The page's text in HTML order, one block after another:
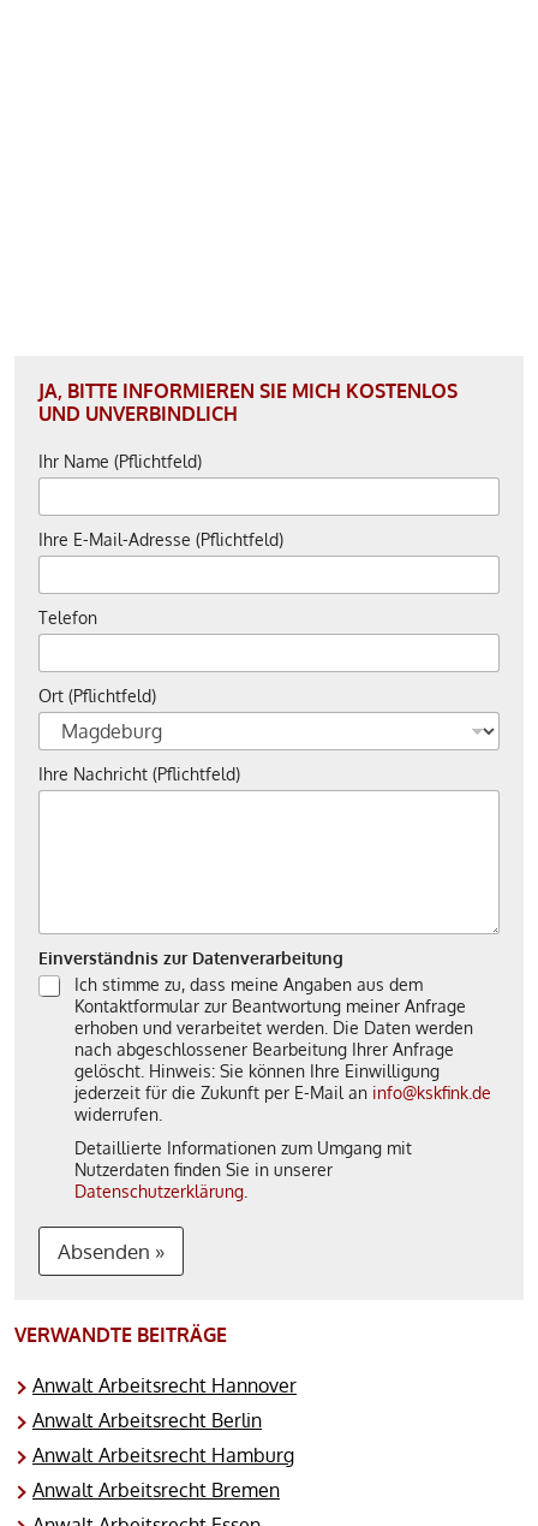
JA, BITTE INFORMIEREN SIE MICH KOSTENLOS
UND UNVERBINDLICH
Ihr Name (Pflichtfeld)
Ihre E-Mail-Adresse (Pflichtfeld)
Telefon
Ort (Pflichtfeld)
Ihre Nachricht (Pflichtfeld)
Einverständnis zur Datenverarbeitung
Ich stimme zu, dass meine Angaben aus dem
Kontaktformular zur Beantwortung meiner Anfrage
erhoben und verarbeitet werden. Die Daten werden
nach abgeschlossener Bearbeitung Ihrer Anfrage
gelöscht. Hinweis: Sie können Ihre Einwilligung
jederzeit für die Zukunft per E-Mail an info@kskfink.de
widerrufen.
Detaillierte Informationen zum Umgang mit
Nutzerdaten finden Sie in unserer
Datenschutzerklärung
Absenden »
l
e
VERWANDTE BEITRÄGE
Anwalt Arbeitsrecht Hannover
Anwalt Arbeitsrecht Berlin
Anwalt Arbeitsrecht Hamburg
Anwalt Arbeitsrecht Bremen